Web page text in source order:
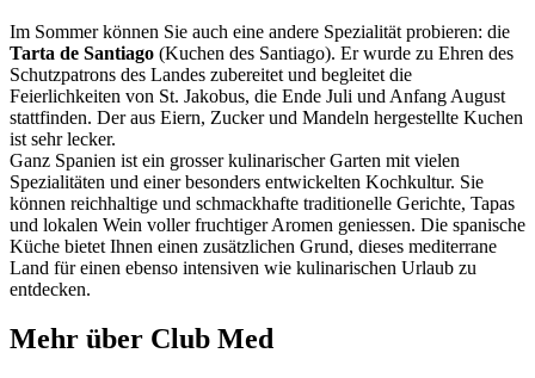
Im Sommer können Sie auch eine andere Spezialität probieren: die
Tarta de Santiago (Kuchen des Santiago). Er wurde zu Ehren des
Schutzpatrons des Landes zubereitet und begleitet die
Feierlichkeiten von St. Jakobus, die Ende Juli und Anfang August
stattfinden. Der aus Eiern, Zucker und Mandeln hergestellte Kuchen
ist sehr lecker.
Ganz Spanien ist ein grosser kulinarischer Garten mit vielen
Spezialitäten und einer besonders entwickelten Kochkultur. Sie
können reichhaltige und schmackhafte traditionelle Gerichte, Tapas
und lokalen Wein voller fruchtiger Aromen geniessen. Die spanische
Küche bietet Ihnen einen zusätzlichen Grund, dieses mediterrane
Land für einen ebenso intensiven wie kulinarischen Urlaub zu
entdecken.
Mehr über Club Med